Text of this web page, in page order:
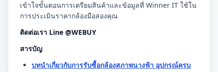
เข้าใจขั้นตอนการเตรียมสินค้าและข้อมูลที่ Winner IT ใช้ใน
การประเมินราคากล้องมือสองคุณ
ติดต่อเรา Line @WEBUY
สารบัญ
บทนำเกี่ยวกับการรับซื้อกล้องสภาพนางฟ้า อุปกรณ์ครบ